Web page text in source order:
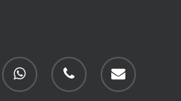
whatsapp phone email